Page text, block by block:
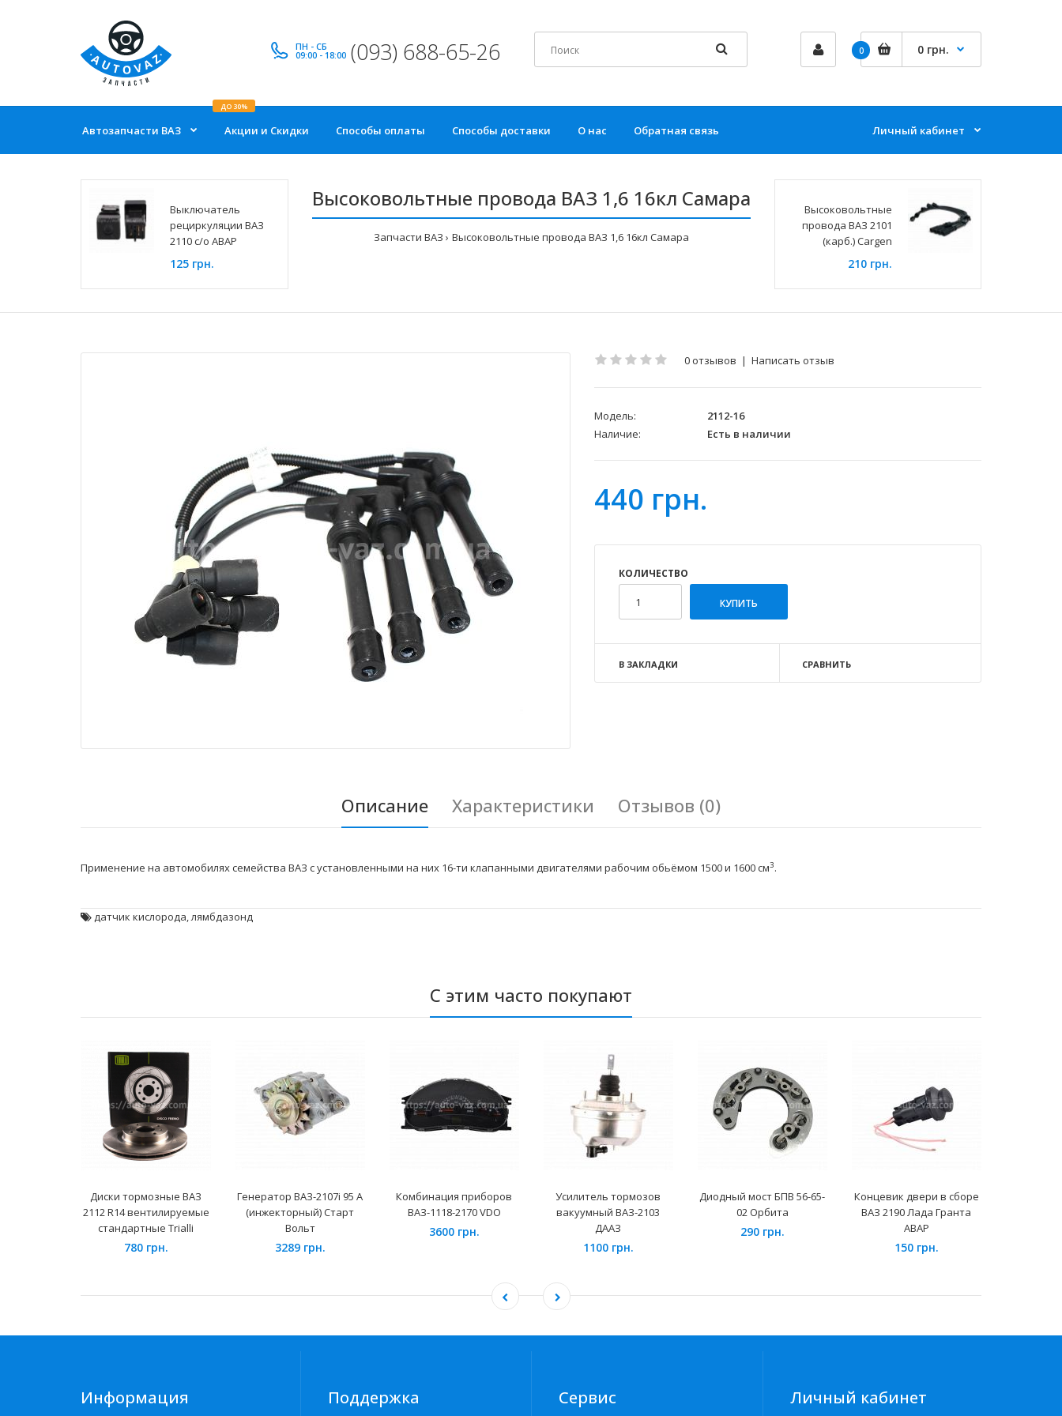
ПН - СБ
09:00 - 18:00 (093) 688-65-26 0 0 грн.
Автозапчасти ВАЗ Акции и Скидки
ДО 30%
Способы оплаты Способы доставки О нас Обратная связь Личный кабинет
Выключатель
рециркуляции ВАЗ
2110 с/о АВАР
125 грн.
Высоковольтные провода ВАЗ 1,6 16кл Самара
Запчасти ВАЗ Высоковольтные провода ВАЗ 1,6 16кл Самара
Высоковольтные
провода ВАЗ 2101
(карб.) Cargen
210 грн.
0 отзывов | Написать отзыв
Модель:
2112-16
Наличие:
Есть в наличии
440 грн.
КОЛИЧЕСТВО
В ЗАКЛАДКИ СРАВНИТЬ
Описание Характеристики Отзывов (0)
Применение на автомобилях семейства ВАЗ с установленными на них 16-ти клапанными двигателями рабочим обьёмом 1500 и 1600 см3.
датчик кислорода,лямбдазонд
С этим часто покупают
Диски тормозные ВАЗ
2112 R14 вентилируемые
стандартные Trialli
780 грн.
Генератор ВАЗ-2107i 95 А
(инжекторный) Старт
Вольт
3289 грн.
Комбинация приборов
ВАЗ-1118-2170 VDO
3600 грн.
Усилитель тормозов
вакуумный ВАЗ-2103
ДААЗ
1100 грн.
Диодный мост БПВ 56-65-
02 Орбита
290 грн.
Концевик двери в сборе
ВАЗ 2190 Лада Гранта
АВАР
150 грн.
Информация Поддержка Сервис Личный кабинет